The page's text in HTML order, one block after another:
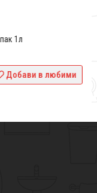
1л
Добави в любими